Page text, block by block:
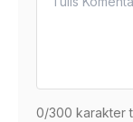
0/300 karakter